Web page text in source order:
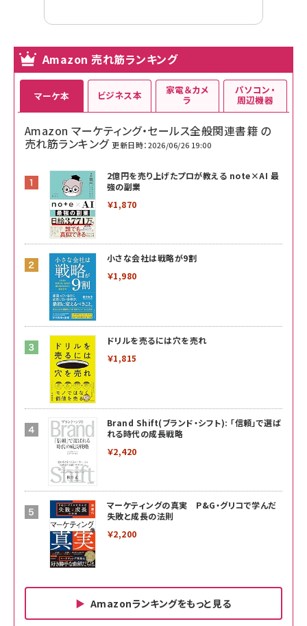
Amazon 売れ筋ランキング
マーケ本
Amazon マーケティング・セールス全般関連書籍 の
売れ筋ランキング 更新日時：2026/06/26 19:00
2億円を売り上げたプロが教える note×AI 最
強の副業
￥1,870
小さな会社は戦略が9割
￥1,980
ドリルを売るには穴を売れ
￥1,815
Brand Shift(ブランド・シフト): 「信頼」で選ば
れる時代の成長戦略
￥2,420
マーケティングの真実 P&G・グリコで学んだ
失敗と成長の法則
￥2,200
Amazonランキングをもっと見る
ビジネス本 家電＆カメ
ラ
パソコン・
周辺機器